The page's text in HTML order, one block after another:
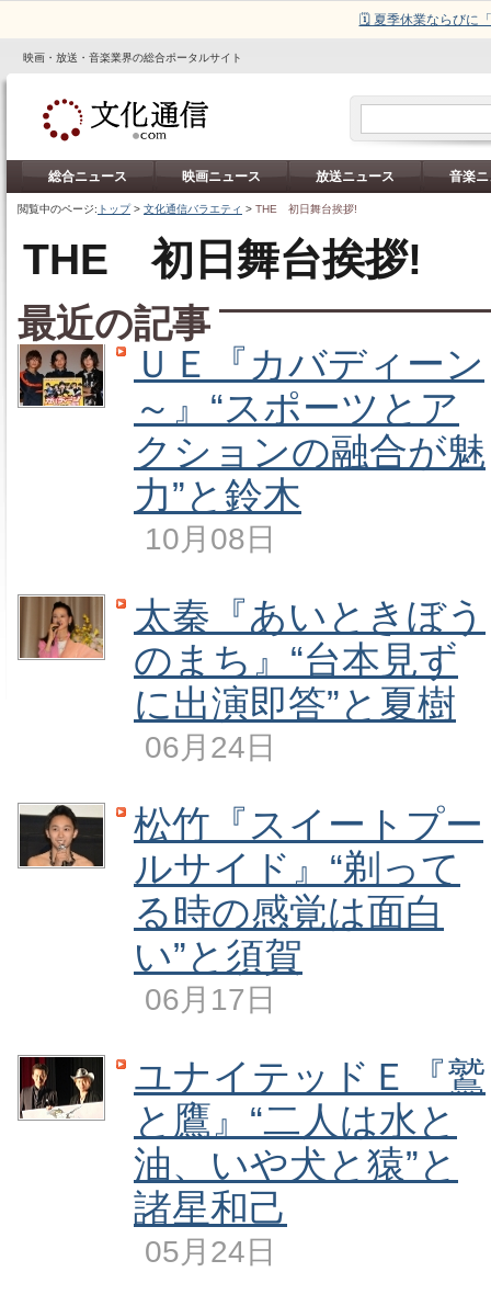
🗓️ 夏季休業ならびに
映画・放送・音楽業界の総合ポータルサイト
総合ニュース 映画ニュース 放送ニュース 音楽
閲覧中のページ: トップ> 文化通信バラエティ > THE 初日舞台挨拶!
THE 初日舞台挨拶!
最近の記事
ＵＥ『カバディーン
～』“スポーツとア
クションの融合が魅
力”と鈴木
10月08日
太秦『あいときぼう
のまち』“台本見ず
に出演即答”と夏樹
06月24日
松竹『スイートプー
ルサイド』“剃って
る時の感覚は面白
い”と須賀
06月17日
ユナイテッドＥ『鷲
と鷹』“二人は水と
油、いや犬と猿”と
諸星和己
05月24日